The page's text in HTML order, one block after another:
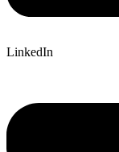
LinkedIn